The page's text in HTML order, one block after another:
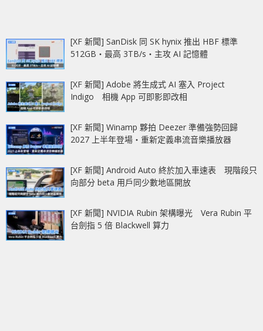
[XF 新聞] SanDisk 同 SK hynix 推出 HBF 標準
512GB‧最高 3TB/s‧主攻 AI 記憶體
[XF 新聞] Adobe 將生成式 AI 塞入 Project
Indigo 相機 App 可即影即改相
[XF 新聞] Winamp 夥拍 Deezer 準備強勢回歸
2027 上半年登場‧重新定義串流音樂播放器
[XF 新聞] Android Auto 終於加入車速表 現階段只
向部分 beta 用戶同少數地區開放
[XF 新聞] NVIDIA Rubin 架構曝光 Vera Rubin 平
台劍指 5 倍 Blackwell 算力